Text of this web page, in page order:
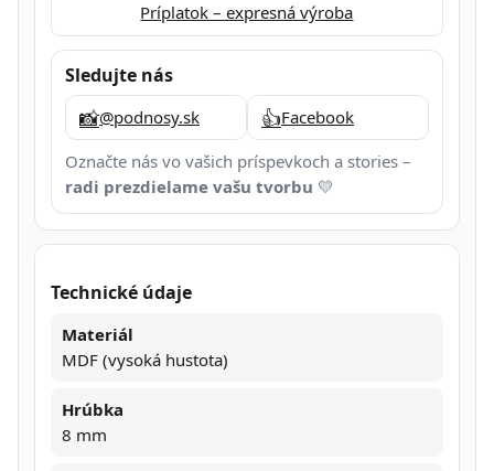
Príplatok – expresná výroba
Sledujte nás
📸@podnosy.sk 👍Facebook
Označte nás vo vašich príspevkoch a stories –
radi prezdielame vašu tvorbu 💛
Technické údaje
Materiál
MDF (vysoká hustota)
Hrúbka
8 mm